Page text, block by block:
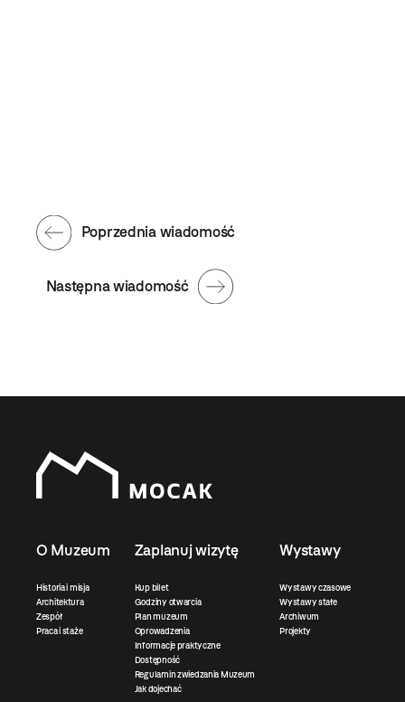
Następna wiadomość
Poprzednia wiadomość
O Muzeum
Historia i misja
Architektura
Zespół
Praca i staże
Zaplanuj wizytę
Kup bilet
Godziny otwarcia
Plan muzeum
Oprowadzenia
Informacje praktyczne
Dostępność
Regulamin zwiedzania Muzeum
Jak dojechać
Wystawy
Wystawy czasowe
Wystawy stałe
Archiwum
Projekty